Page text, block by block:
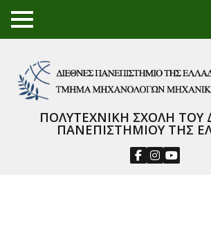
TO
GGL
NU
ΠΟΛΥΤΕΧΝΙΚΗ ΣΧΟΛΗ ΤΟΥ
ΠΑΝΕΠΙΣΤΗΜΙΟΥ ΤΗΣ